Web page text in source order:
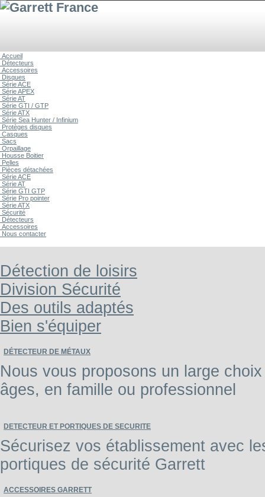
Accueil
Détecteurs
Accessoires
Disques
Série ACE
Série APEX
Série AT
Série GTI / GTP
Série ATX
Série Sea Hunter / Infinium
Protèges disques
Casques
Sacs
Orpaillage
Housse Boitier
Pelles
Pièces détachées
Série ACE
Série AT
Série GTI GTP
Série Pro pointer
Série ATX
Sécurité
Détecteurs
Accessoires
Nous contacter
Détection de loisirs
Division Sécurité
Des outils adaptés
Bien s'équiper
DÉTECTEUR DE MÉTAUX
Nous vous proposons un large
âges, en famille ou professionnel
DETECTEUR ET PORTIQUES DE SECURITE
Sécurisez vos établissement avec
portiques de sécurité Garrett
ACCESSOIRES GARRETT